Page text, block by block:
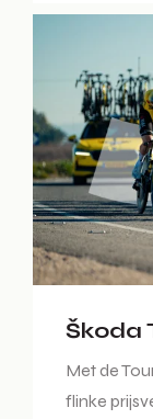
Škoda
Met de
flinke